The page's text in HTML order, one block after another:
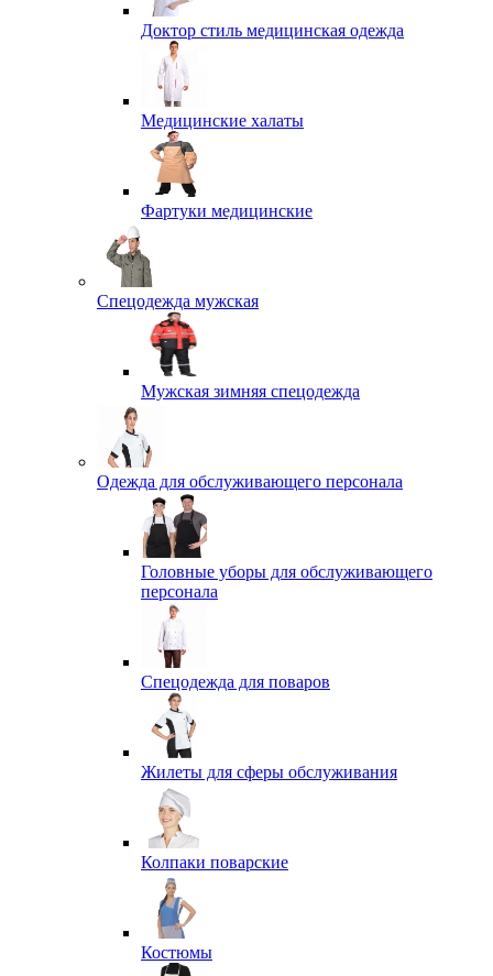
Доктор стиль медицинская одежда
Медицинские халаты
Фартуки медицинские
Спецодежда мужская
Мужская зимняя спецодежда
Одежда для обслуживающего персонала
Головные уборы для обслуживающего
персонала
Спецодежда для поваров
Жилеты для сферы обслуживания
Колпаки поварские
Костюмы